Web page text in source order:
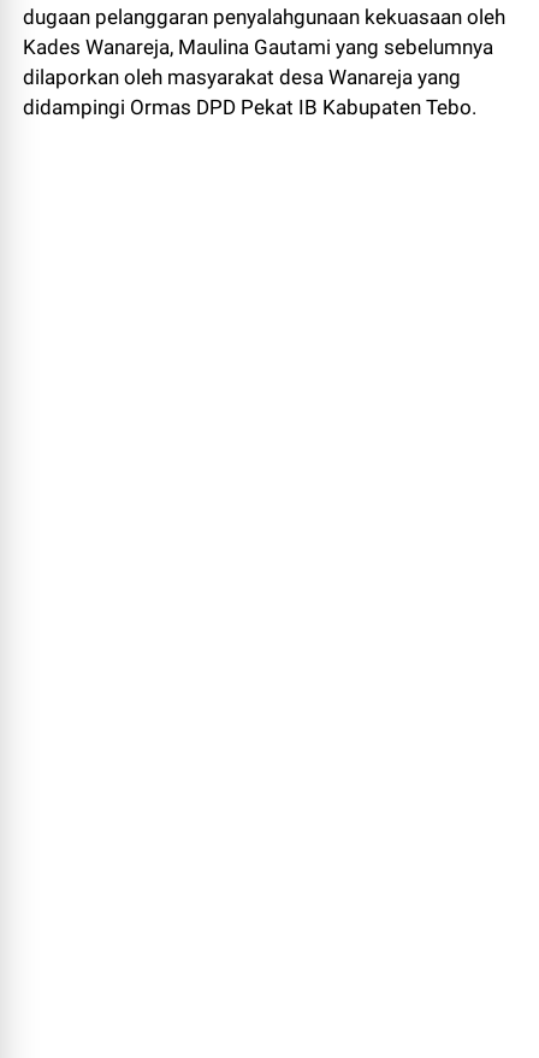
dugaan pelanggaran penyalahgunaan kekuasaan oleh
Kades Wanareja, Maulina Gautami yang sebelumnya
dilaporkan oleh masyarakat desa Wanareja yang
didampingi Ormas DPD Pekat IB Kabupaten Tebo.